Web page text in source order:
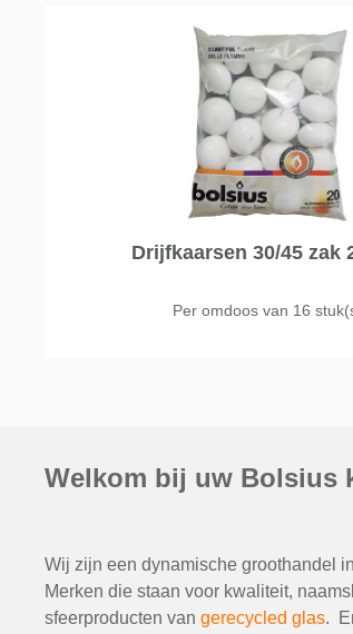
Drijfkaarsen 30/45 zak
Per omdoos van 16
Welkom bij uw Bolsius
Wij zijn een dynamische groothandel
Merken die staan voor kwaliteit,
sfeerproducten van gerecycled glas.